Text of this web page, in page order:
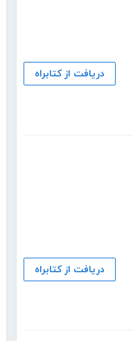
دریافت از کتابراه
دریافت از کتابراه